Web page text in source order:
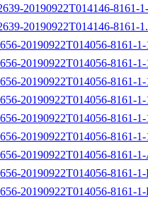
20190922T014146-8161-
20190922T014146-8161-
20190922T014056-8161-
20190922T014056-8161-
20190922T014056-8161-
20190922T014056-8161-
20190922T014056-8161-
20190922T014056-8161-
20190922T014056-8161-
20190922T014056-8161-
20190922T014056-8161-